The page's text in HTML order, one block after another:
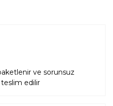
ve sorunsuz
edilir